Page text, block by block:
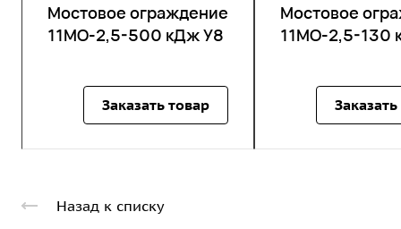
Мостовое ограждение
11МО-2,5-500 кДж У8
Заказать товар
Мостовое
11МО-2,5-130
Назад к списку